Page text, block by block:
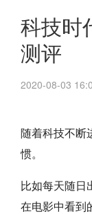
科技时
测评
2020-08-03
随着科技不断
惯。
比如每天随日
在电影中看到